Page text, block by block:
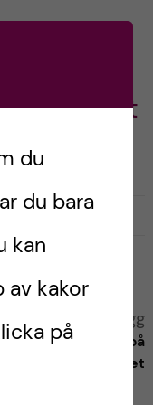
Nästa inlägg
Valbar period på
psykologprogrammet
du
du bara
kan
av kakor
på